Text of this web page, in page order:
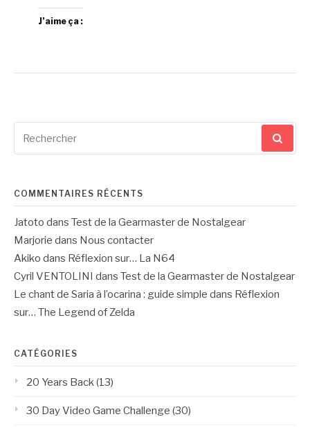
J’aime ça :
pour
COMMENTAIRES RÉCENTS
Jatoto dans Test de la Gearmaster de Nostalgear
Marjorie dans Nous contacter
Akiko dans Réflexion sur… La N64
Cyril VENTOLINI
dans Test de la Gearmaster de Nostalgear
Le chant de Saria à l’ocarina : guide simple dans Réflexion
sur… The Legend of Zelda
CATÉGORIES
20 Years Back(13)
30 Day Video Game Challenge (30)